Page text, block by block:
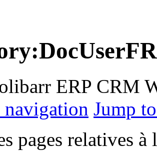
ERP CRM
navigation Jump
pages relatives